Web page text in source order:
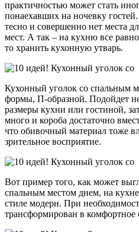
практичностью может стать
понаехавших на ночевку
тесно и совершенно нет места
мест. А так – на кухню все
то хранить кухонную утварь.
Кухонный уголок со спальным
формы, П-образной. Подойдет
размеры кухни или гостиной,
много и короба достаточно
что обивочный материал тоже
зрительное восприятие.
Вот пример того, как может
спальным местом днем, на
стиле модерн. При
трансформирован в комфортное